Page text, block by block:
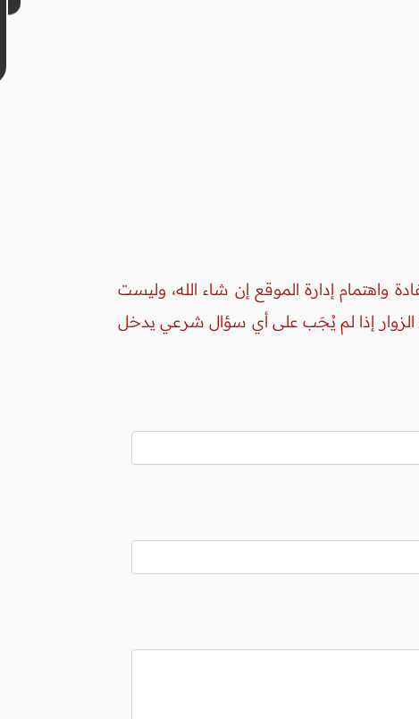
واهتمام إدارة الموقع إن شاء الله، وليست
الزوار إذا لم يُجَب على أي سؤال شرعي يدخل